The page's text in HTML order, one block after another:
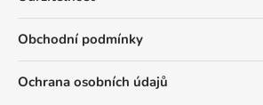
Obchodní podmínky
Ochrana osobních údajů